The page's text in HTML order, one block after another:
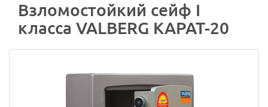
Взломостойкий сейф I
класса VALBERG КАРАТ-20